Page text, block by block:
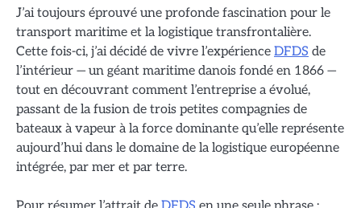
J’ai toujours éprouvé une profonde fascination pour le
transport maritime et la logistique transfrontalière.
Cette fois-ci, j’ai décidé de vivre l’expérience DFDS de
l’intérieur — un géant maritime danois fondé en 1866 —
tout en découvrant comment l’entreprise a évolué,
passant de la fusion de trois petites compagnies de
bateaux à vapeur à la force dominante qu’elle représente
aujourd’hui dans le domaine de la logistique européenne
intégrée, par mer et par terre.